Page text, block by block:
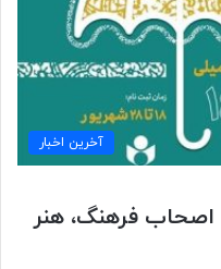
آخرین اخبار
اصحاب فرهنگ، هنر